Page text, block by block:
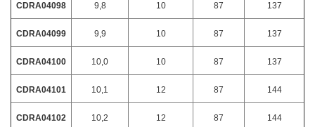
CDRA04098 9,8 10 87 137
CDRA04099 9,9 10 87 137
CDRA04100 10,0 10 87 137
CDRA04101 10,1 12 87 144
CDRA04102 10,2 12 87 144